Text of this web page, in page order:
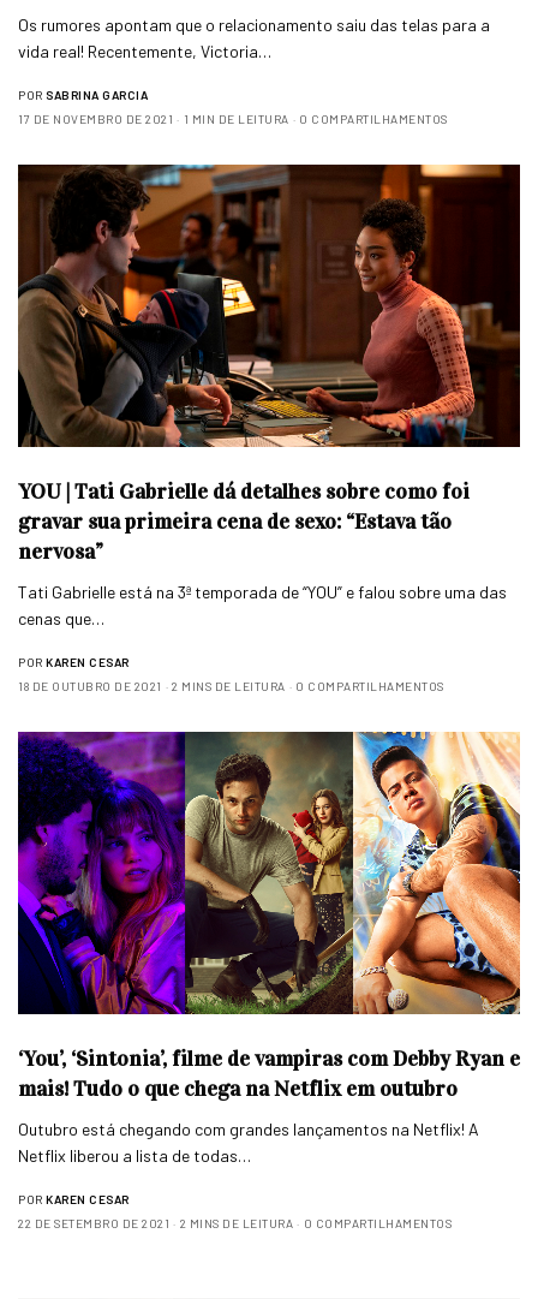
Os rumores apontam que o relacionamento saiu das telas para a
vida real! Recentemente, Victoria…
POR SABRINA GARCIA
17 DE NOVEMBRO DE 2021
1 MIN DE LEITURA 0 COMPARTILHAMENTOS
YOU | Tati Gabrielle dá detalhes sobre como foi
gravar sua primeira cena de sexo: “Estava tão
nervosa”
Tati Gabrielle está na 3ª temporada de “YOU” e falou sobre uma das
cenas que…
POR KAREN CESAR
18 DE OUTUBRO DE 2021
2 MINS DE LEITURA 0 COMPARTILHAMENTOS
‘You’, ‘Sintonia’, filme de vampiras com Debby Ryan e
mais! Tudo o que chega na Netflix em outubro
Outubro está chegando com grandes lançamentos na Netflix! A
Netflix liberou a lista de todas…
POR KAREN CESAR
22 DE SETEMBRO DE 2021
2 MINS DE LEITURA 0 COMPARTILHAMENTOS